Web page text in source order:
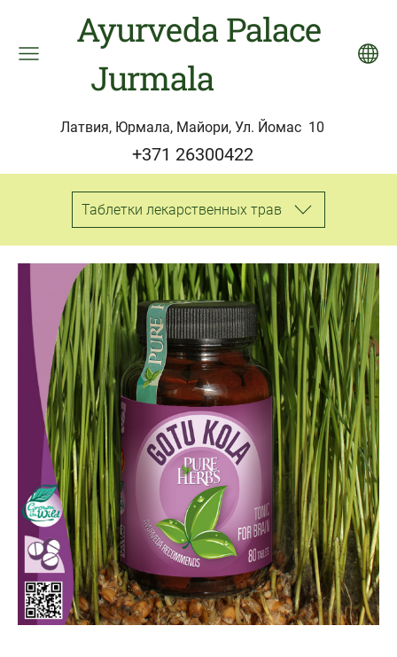
Ayurveda Palace
Jurmala
Латвия, Юрмала, Майори, Ул. Йомас 10
+371 26300422
Таблетки лекарственных трав